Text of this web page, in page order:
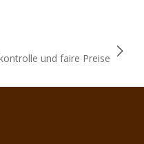
und faire Preise